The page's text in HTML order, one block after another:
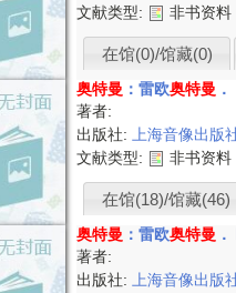
文献类型:
非书资
在馆(0)/馆藏(0)
奥特曼 ：雷欧奥特曼
著者:
出版社:上海音像出版
文献类型:
非书资
在馆(18)/馆藏(46)
奥特曼 ：雷欧奥特曼
著者:
出版社:上海音像出版